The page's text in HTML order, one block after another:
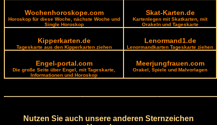
Wochenhoroskope.com
Horoskop für diese Woche, nächste Woche und
Single Horoskop
Skat-Karten.de
Kartenlegen mit Skatkarten, mit
Orakeln und Tageskarte
Kipperkarten.de
Tageskarte aus den Kipperkarten ziehen
Lenormand1.de
Lenormandkarten Tageskarte ziehen
Engel-portal.com
Die große Seite über Engel, mit Tageskarte,
Informationen und Horoskop
Meerjungfrauen.com
Orakel, Spiele und Malvorlagen
Nutzen Sie auch unsere anderen Sternzeichen